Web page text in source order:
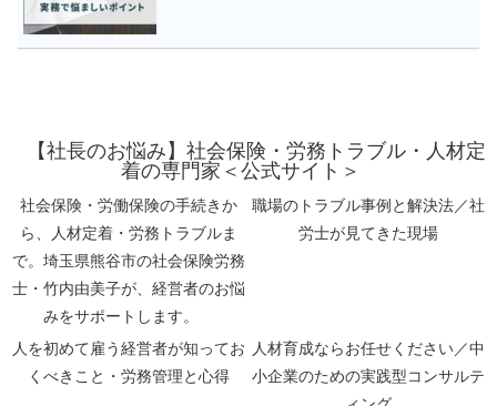
【社長のお悩み】社会保険・労務トラブル・人材定
着の専門家＜公式サイト＞
社会保険・労働保険の手続きか
ら、人材定着・労務トラブルま
で。埼玉県熊谷市の社会保険労務
士・竹内由美子が、経営者のお悩
みをサポートします。
職場のトラブル事例と解決法／社
労士が見てきた現場
人を初めて雇う経営者が知ってお
くべきこと・労務管理と心得
人材育成ならお任せください／中
小企業のための実践型コンサルテ